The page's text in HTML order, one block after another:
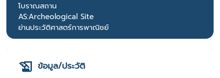
โบราณสถาน
AS:Archeological Site
ย่านประวัติศาสตร์การพาณิชย์
ข้อมูล/ประวัติ